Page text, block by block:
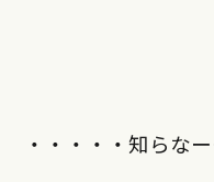
・・・・・知らな